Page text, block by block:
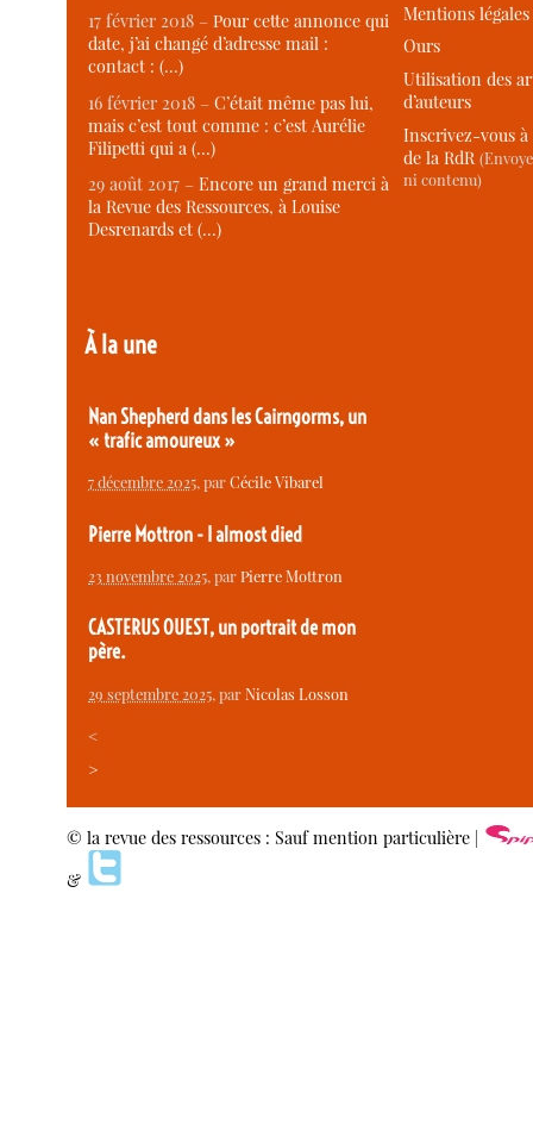
17 février 2018 –Pour cette annonce qui
date, j’ai changé d’adresse mail :
contact : (…)
16 février 2018 –C’était même pas lui,
mais c’est tout comme : c’est Aurélie
Filipetti qui a (…)
29 août 2017 –Encore un grand merci à
la Revue des Ressources, à Louise
Desrenards et (…)
À la une
Nan Shepherd dans les Cairngorms, un
« trafic amoureux »
7 décembre 2025, parCécile Vibarel
Pierre Mottron - I almost died
23 novembre 2025, parPierre Mottron
CASTERUS OUEST, un portrait de mon
père.
29 septembre 2025, parNicolas Losson
<
>
Mentions légales
Ours
Utilisation des
d’auteurs
Inscrivez-vous
de la RdR
ni contenu)
© la revue des ressources : Sauf mention particulière |
&